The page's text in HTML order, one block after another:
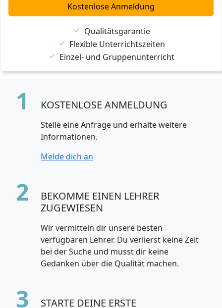
Kostenlose Anmeldung
Qualitätsgarantie
Flexible Unterrichtszeiten
Einzel- und Gruppenunterricht
1 KOSTENLOSE ANMELDUNG
Stelle eine Anfrage und erhalte weitere
Informationen.
Melde dich an
2
BEKOMME EINEN LEHRER
ZUGEWIESEN
Wir vermitteln dir unsere besten
verfügbaren Lehrer. Du verlierst keine Zeit
bei der Suche und musst dir keine
Gedanken über die Qualität machen.
3
STARTE DEINE ERSTE